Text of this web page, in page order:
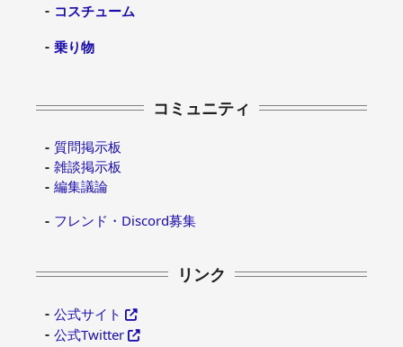
コスチューム
乗り物
コミュニティ
質問掲示板
雑談掲示板
編集議論
フレンド・Discord募集
リンク
公式サイト
公式Twitter